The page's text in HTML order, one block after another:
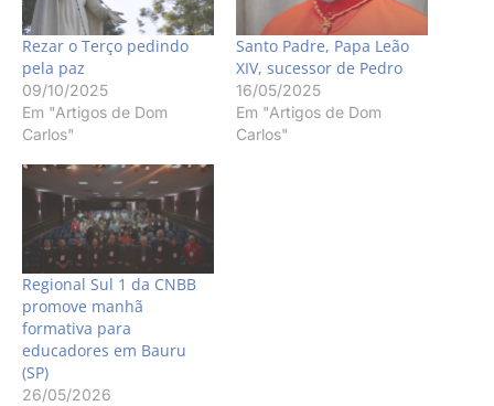
Rezar o Terço pedindo
pela paz
09/10/2025
Em "Artigos de Dom
Carlos"
Santo Padre, Papa Leão
XIV, sucessor de Pedro
16/05/2025
Em "Artigos de Dom
Carlos"
Regional Sul 1 da CNBB
promove manhã
formativa para
educadores em Bauru
(SP)
26/05/2026